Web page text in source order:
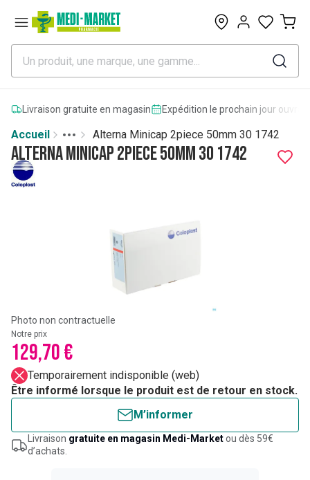
0
Livraison gratuite en magasin Expédition le prochain jour
Accueil
More
Toggle menu
Alterna Minicap 2piece 50mm 30 1742
Alterna Minicap 2piece 50mm 30 1742
Photo non contractuelle
Notre prix
129,70 €
Temporairement indisponible (web)
Être informé lorsque le produit est de retour en stock.
M’informer
Livraison gratuite en magasin Medi-Marketou dès 59€
d’achats.